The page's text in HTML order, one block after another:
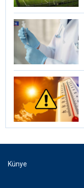
Künye